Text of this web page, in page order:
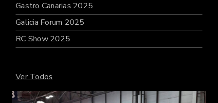
Gastro Canarias 2025
Galicia Forum 2025
RC Show 2025
Ver Todos